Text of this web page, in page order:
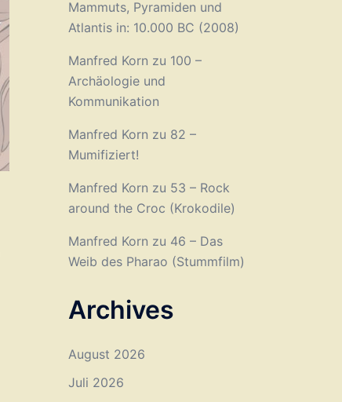
Mammuts, Pyramiden und
Atlantis in: 10.000 BC (2008)
Manfred Korn zu 100 –
Archäologie und
Kommunikation
Manfred Korn zu 82 –
Mumifiziert!
Manfred Korn zu 53 – Rock
around the Croc (Krokodile)
Manfred Korn zu 46 – Das
Weib des Pharao (Stummfilm)
Archives
August 2026
Juli 2026